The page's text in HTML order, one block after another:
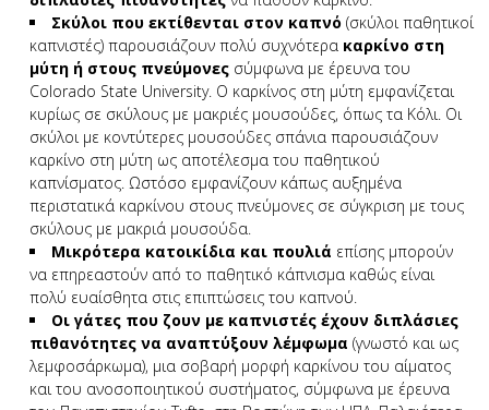
Σκύλοι που εκτίθενται στον καπνό (σκύλοι παθητικοί
καπνιστές) παρουσιάζουν πολύ συχνότερα καρκίνο στη
μύτη ή στους πνεύμονες σύμφωνα με έρευνα του
Colorado State University. Ο καρκίνος στη μύτη εμφανίζεται
κυρίως σε σκύλους με μακριές μουσούδες, όπως τα Κόλι. Οι
σκύλοι με κοντύτερες μουσούδες σπάνια παρουσιάζουν
καρκίνο στη μύτη ως αποτέλεσμα του παθητικού
καπνίσματος. Ωστόσο εμφανίζουν κάπως αυξημένα
περιστατικά καρκίνου στους πνεύμονες σε σύγκριση με τους
σκύλους με μακριά μουσούδα.
Μικρότερα κατοικίδια και πουλιά επίσης μπορούν
να επηρεαστούν από το παθητικό κάπνισμα καθώς είναι
πολύ ευαίσθητα στις επιπτώσεις του καπνού.
Οι γάτες που ζουν με καπνιστές έχουν διπλάσιες
πιθανότητες να αναπτύξουν λέμφωμα (γνωστό και ως
λεμφοσάρκωμα), μια σοβαρή μορφή καρκίνου του αίματος
και του ανοσοποιητικού συστήματος, σύμφωνα με έρευνα